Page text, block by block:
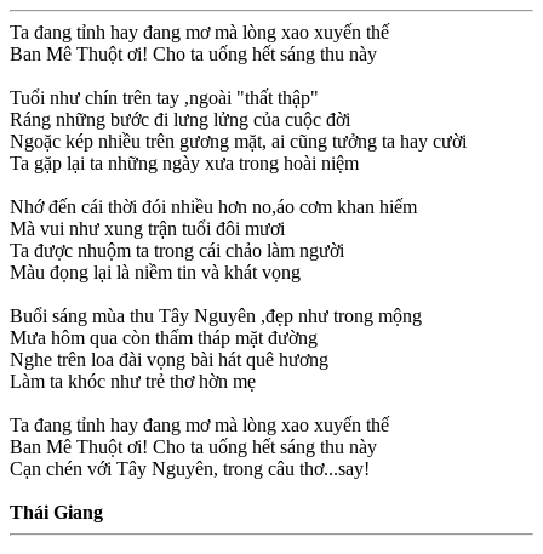
Ta đang tỉnh hay đang mơ mà lòng xao xuyến thế
Ban Mê Thuột ơi! Cho ta uống hết sáng thu này
Tuổi như chín trên tay ,ngoài "thất thập"
Ráng những bước đi lưng lửng của cuộc đời
Ngoặc kép nhiều trên gương mặt, ai cũng tưởng ta hay cười
Ta gặp lại ta những ngày xưa trong hoài niệm
Nhớ đến cái thời đói nhiều hơn no,áo cơm khan hiếm
Mà vui như xung trận tuổi đôi mươi
Ta được nhuộm ta trong cái chảo làm người
Màu đọng lại là niềm tin và khát vọng
Buổi sáng mùa thu Tây Nguyên ,đẹp như trong mộng
Mưa hôm qua còn thấm tháp mặt đường
Nghe trên loa đài vọng bài hát quê hương
Làm ta khóc như trẻ thơ hờn mẹ
Ta đang tỉnh hay đang mơ mà lòng xao xuyến thế
Ban Mê Thuột ơi! Cho ta uống hết sáng thu này
Cạn chén với Tây Nguyên, trong câu thơ...say!
Thái Giang